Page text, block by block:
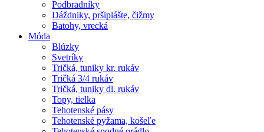
Podbradníky
Dáždniky, pršiplášte, čižmy
Batohy, vrecká
Móda
Blúzky
Svetríky
Tričká, tuniky kr. rukáv
Tričká 3/4 rukáv
Tričká, tuniky dl. rukáv
Topy, tielka
Tehotenské pásy
Tehotenské pyžama, košeľe